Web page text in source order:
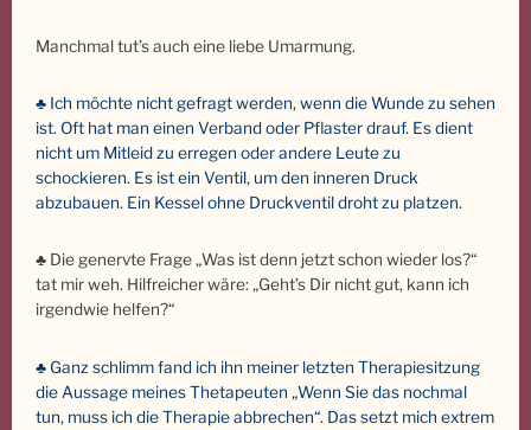
Manchmal tut’s auch eine liebe Umarmung.
♣ Ich möchte nicht gefragt werden, wenn die Wunde zu sehen
ist. Oft hat man einen Verband oder Pflaster drauf. Es dient
nicht um Mitleid zu erregen oder andere Leute zu
schockieren. Es ist ein Ventil, um den inneren Druck
abzubauen. Ein Kessel ohne Druckventil droht zu platzen.
♣ Die genervte Frage „Was ist denn jetzt schon wieder los?“
tat mir weh. Hilfreicher wäre: „Geht’s Dir nicht gut, kann ich
irgendwie helfen?“
♣ Ganz schlimm fand ich ihn meiner letzten Therapiesitzung
die Aussage meines Thetapeuten „Wenn Sie das nochmal
tun, muss ich die Therapie abbrechen“. Das setzt mich extrem